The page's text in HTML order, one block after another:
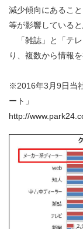
減少傾向にあるこ
等が影響していると
「雑誌」と「テレ
り、複数から情報
※2016年3月9日当
ート」
http://